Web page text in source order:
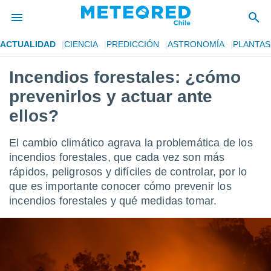
de
por
para
la
calidad.
a este
las
y
ACTUALIDAD CIENCIA PREDICCIÓN ASTRONOMÍA PLANTAS
Incendios forestales: ¿cómo
prevenirlos y actuar ante
ellos?
El cambio climático agrava la problemática de los
incendios forestales, que cada vez son más
rápidos, peligrosos y difíciles de controlar, por lo
que es importante conocer cómo prevenir los
incendios forestales y qué medidas tomar.